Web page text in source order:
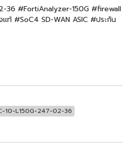
36 #FortiAnalyzer-150G #firewall
ท้ #SoC4 SD-WAN ASIC #ประกัน
10-L150G-247-02-36